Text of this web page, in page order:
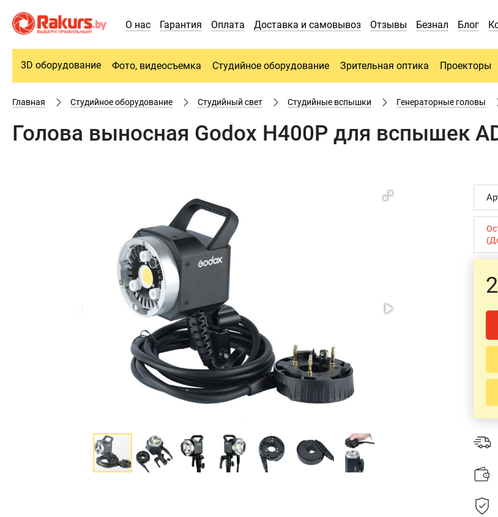
О нас Гарантия Оплата Доставка и самовывоз Отзывы Безнал Блог
3D оборудование Фото, видеосъемка Студийное оборудование Зрительная оптика Проекторы
Главная Студийное оборудование Студийный свет Студийные вспышки Генераторные головы
Голова выносная Godox H400P для вспышек